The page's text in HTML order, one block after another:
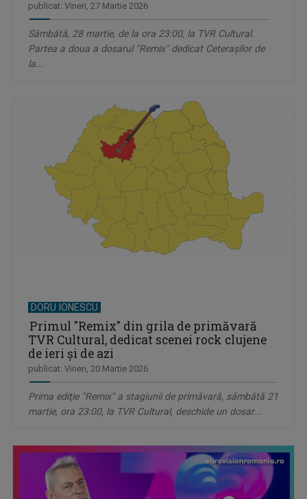
publicat: Vineri, 27 Martie 2026
Sâmbătă, 28 martie, de la ora 23:00, la TVR Cultural.
Partea a doua a dosarul "Remix" dedicat Ceterașilor de
la...
DORU IONESCU
Primul "Remix" din grila de primăvară
TVR Cultural, dedicat scenei rock clujene
de ieri şi de azi
publicat: Vineri, 20 Martie 2026
Prima ediţie "Remix" a stagiunii de primăvară, sâmbătă 21
martie, ora 23:00, la TVR Cultural, deschide un dosar...